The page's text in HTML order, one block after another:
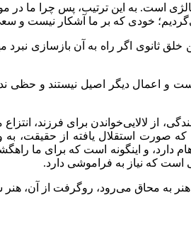
است. به این ترتیب، پس چرا ما در
خودی که بر ما آشکار نیست و
ثانوی اگر راه به آن بازسازی
اعمال دیگر اصیل نیستند و حظی
از لالایی‌خواندن برای فرزند،
صورت استقلال یافته از حقیقت،
و اینگونه است که برای ما
که نیاز به فراموشی دارد.
محاق می‌رود، روگرفت از آن، هنر